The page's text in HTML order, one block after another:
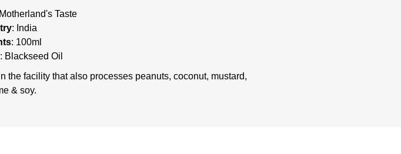
Taste
: India
: 100ml
: Blackseed Oil
the facility that also processes peanuts, coconut, mustard,
& soy.